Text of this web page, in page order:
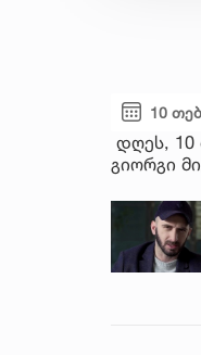
10
დღეს, 10
გიორგი